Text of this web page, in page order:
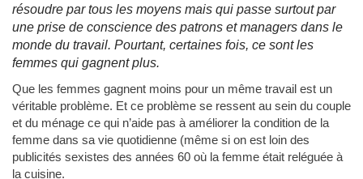
résoudre par tous les moyens mais qui passe surtout par
une prise de conscience des patrons et managers dans le
monde du travail. Pourtant, certaines fois, ce sont les
femmes qui gagnent plus.
Que les femmes gagnent moins pour un même travail est un
véritable problème. Et ce problème se ressent au sein du couple
et du ménage ce qui n’aide pas à améliorer la condition de la
femme dans sa vie quotidienne (même si on est loin des
publicités sexistes des années 60 où la femme était reléguée à
la cuisine.